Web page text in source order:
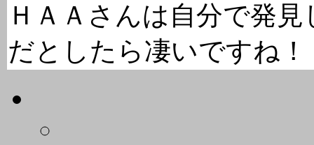
ＨＡＡさんは自分で発
だとしたら凄いですね！